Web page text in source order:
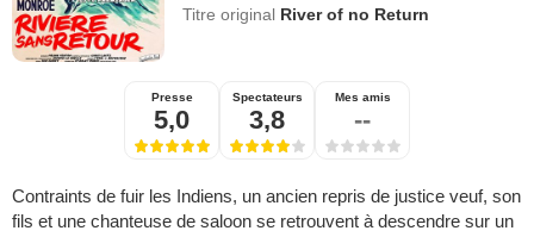
Titre original River of no Return
Presse
5,0
Spectateurs
3,8
Mes amis
--
Contraints de fuir les Indiens, un ancien repris de justice veuf, son
fils et une chanteuse de saloon se retrouvent à descendre sur un